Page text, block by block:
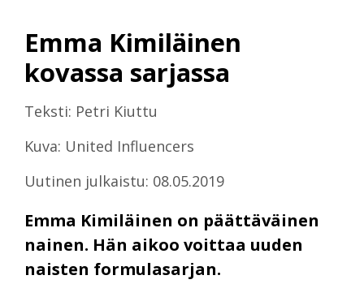
Emma Kimiläinen
kovassa sarjassa
Teksti: Petri Kiuttu
Kuva: United Influencers
Uutinen julkaistu: 08.05.2019
Emma Kimiläinen on päättäväinen
nainen. Hän aikoo voittaa uuden
naisten formulasarjan.